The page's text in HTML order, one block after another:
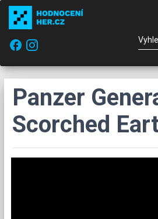
facebook
Panzer
Scorched